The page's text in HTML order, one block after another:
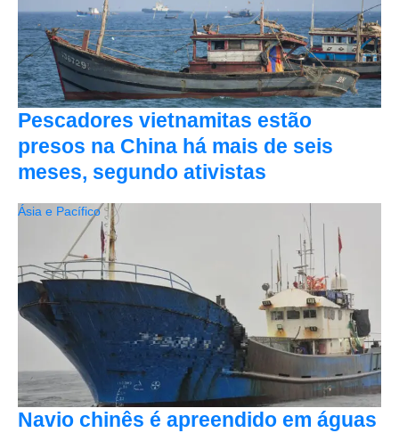
Pescadores vietnamitas estão
presos na China há mais de seis
meses, segundo ativistas
Navio chinês é apreendido em águas
Ásia e Pacífico